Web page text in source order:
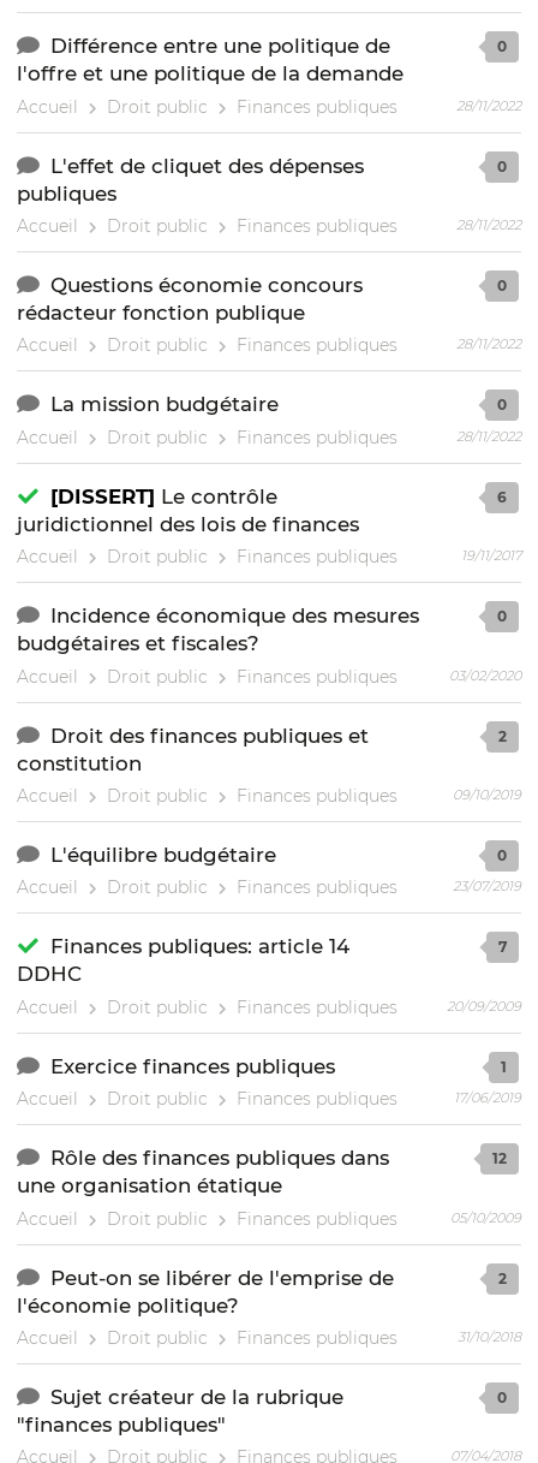
Différence entre une politique de
l'offre et une politique de la demande
Accueil Droit public Finances publiques
0
28/11/2022
L'effet de cliquet des dépenses
publiques
Accueil Droit public Finances publiques
0
28/11/2022
Questions économie concours
rédacteur fonction publique
Accueil Droit public Finances publiques
0
28/11/2022
La mission budgétaire
Accueil Droit public Finances publiques
0
28/11/2022
[DISSERT] Le contrôle
juridictionnel des lois de finances
Accueil Droit public Finances publiques
6
19/11/2017
Incidence économique des mesures
budgétaires et fiscales?
Accueil Droit public Finances publiques
0
03/02/2020
Droit des finances publiques et
constitution
Accueil Droit public Finances publiques
2
09/10/2019
L'équilibre budgétaire
Accueil Droit public Finances publiques
0
23/07/2019
Finances publiques: article 14
DDHC
Accueil Droit public Finances publiques
7
20/09/2009
Exercice finances publiques
Accueil Droit public Finances publiques
1
17/06/2019
Rôle des finances publiques dans
une organisation étatique
Accueil Droit public Finances publiques
12
05/10/2009
Peut-on se libérer de l'emprise de
l'économie politique?
Accueil Droit public Finances publiques
2
31/10/2018
Sujet créateur de la rubrique
"finances publiques"
Accueil Droit public Finances publiques
0
07/04/2018